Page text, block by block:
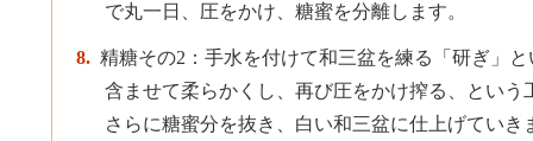
で丸一日、圧をかけ、糖蜜を分離します。
精糖その2：手水を付けて和三盆を練る「研ぎ」
含ませて柔らかくし、再び圧をかけ搾る、という
さらに糖蜜分を抜き、白い和三盆に仕上げていき